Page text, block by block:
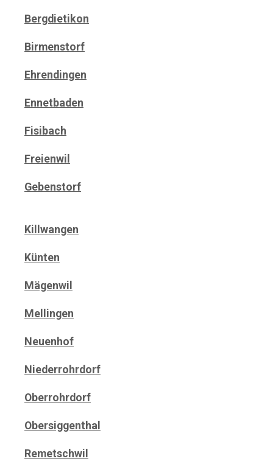
Bergdietikon
Birmenstorf
Ehrendingen
Ennetbaden
Fisibach
Freienwil
Gebenstorf
Killwangen
Künten
Mägenwil
Mellingen
Neuenhof
Niederrohrdorf
Oberrohrdorf
Obersiggenthal
Remetschwil